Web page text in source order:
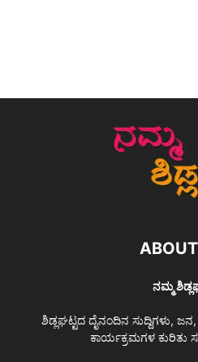
ನಮ್ಮ
ಶಿಡ್ಲಘಟ್ಟದ ದೈನಂದಿನ ಸುದ್ದಿಗಳು,
ಕಾರ್ಯಕ್ರಮಗಳ ಕುರಿತು